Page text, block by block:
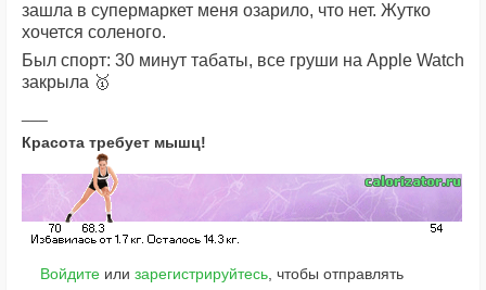
зашла в супермаркет меня озарило, что нет. Жутко
хочется соленого.
Был спорт: 30 минут табаты, все груши на Apple Watch
закрыла 🥇
Красота требует мышц!
Войдитеили зарегистрируйтесь, чтобы отправлять